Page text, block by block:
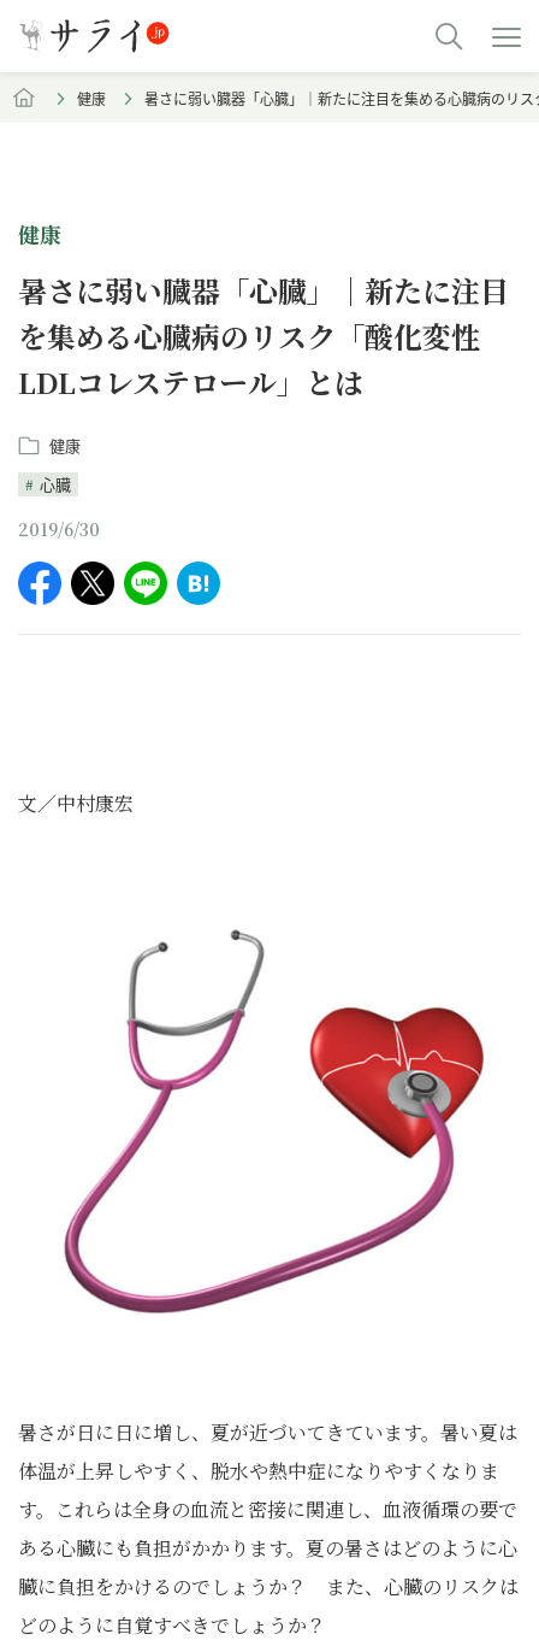
健康 暑さに弱い臓器「心臓」｜新たに注目を集める心臓病のリ
健康
暑さに弱い臓器「心臓」｜新たに注目
を集める心臓病のリスク「酸化変性
LDLコレステロール」とは
健康
心臓
2019/6/30
文／中村康宏
暑さが日に日に増し、夏が近づいてきています。暑い夏は
体温が上昇しやすく、脱水や熱中症になりやすくなりま
す。これらは全身の血流と密接に関連し、血液循環の要で
ある心臓にも負担がかかります。夏の暑さはどのように心
臓に負担をかけるのでしょうか？ また、心臓のリスクは
どのように自覚すべきでしょうか？